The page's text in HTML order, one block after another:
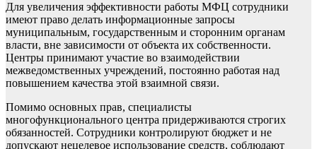
Для увеличения эффективности работы МФЦ сотрудники
имеют право делать информационные запросы
муниципальным, государственным и сторонним органам
власти, вне зависимости от объекта их собственности.
Центры принимают участие во взаимодействии
межведомственных учреждений, постоянно работая над
повышением качества этой взаимной связи.
Помимо основных прав, специалисты
многофункционального центра придерживаются строгих
обязанностей. Сотрудники контролируют бюджет и не
допускают нецелевое использование средств, соблюдают